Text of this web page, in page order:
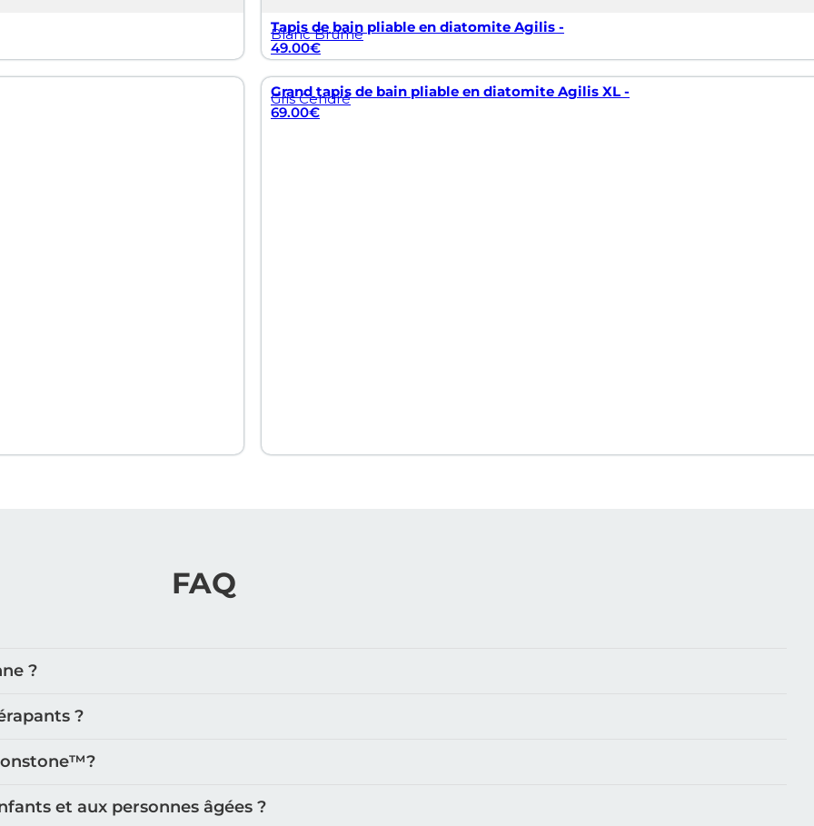
Tapis de bain pliable en diatomite Agilis -
Blanc Brume
49.00€
Grand tapis de bain pliable en diatomite Agilis XL -
Gris Cendré
69.00€
FAQ